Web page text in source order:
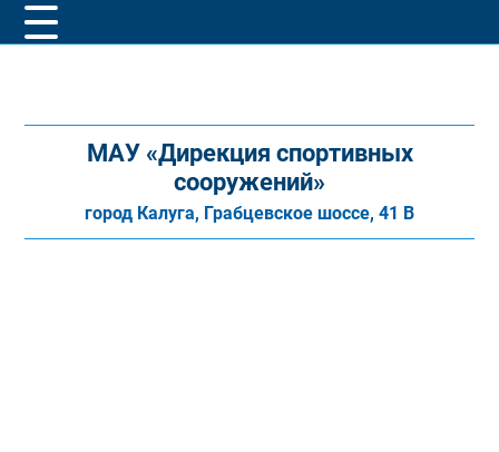
МАУ «Дирекция спортивных
сооружений»
город Калуга, Грабцевское шоссе, 41 В